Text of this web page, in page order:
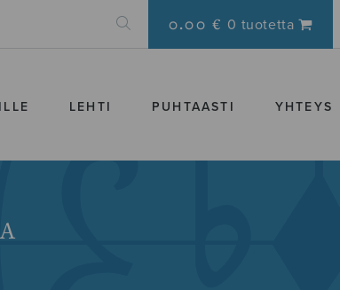
0.00 € 0 tuotetta
LEHTI PUHTAASTI YHTEYS